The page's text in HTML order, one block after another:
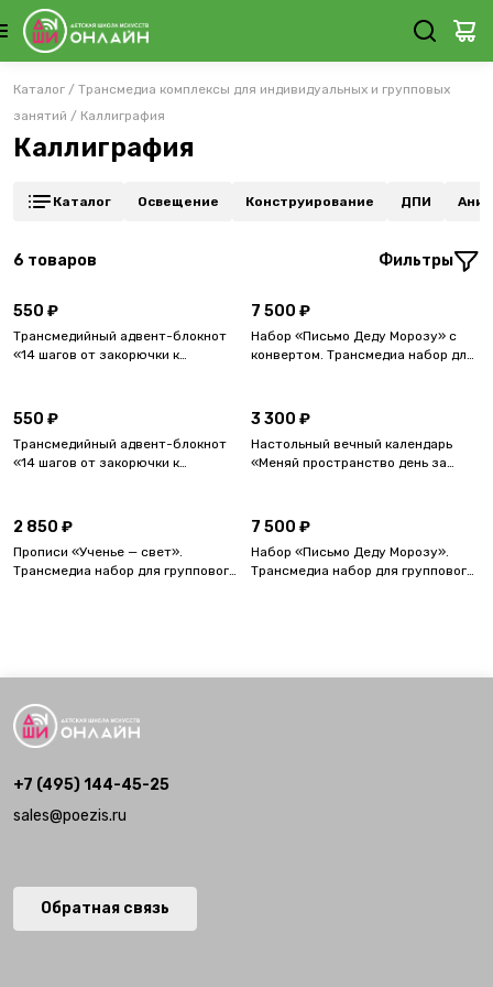
Каталог / Трансмедиа комплексы для индивидуальных и групповых
занятий / Каллиграфия
Каллиграфия
Каталог Освещение Конструирование ДПИ
6 товаров Фильтры
550 ₽
Трансмедийный адвент-блокнот
«14 шагов от закорючки к
7 500 ₽
Набор «Письмо Деду Морозу» с
конвертом. Трансмедиа набор для
550 ₽
Трансмедийный адвент-блокнот
«14 шагов от закорючки к
3 300 ₽
Настольный вечный календарь
«Меняй пространство день за
2 850 ₽
Прописи «Ученье — свет».
Трансмедиа набор для группового
7 500 ₽
Набор «Письмо Деду Морозу».
Трансмедиа набор для группового
+7 (495) 144-45-25
sales@poezis.ru
Обратная связь